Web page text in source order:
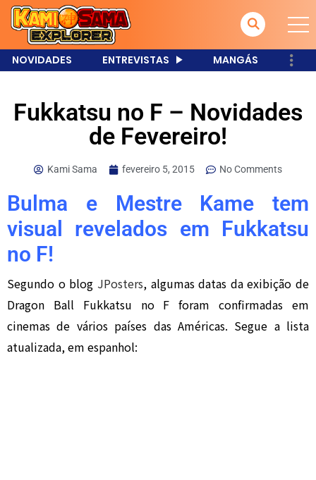
NOVIDADES ENTREVISTAS MANGÁS
Fukkatsu no F – Novidades
de Fevereiro!
Kami Sama fevereiro 5, 2015 No Comments
Bulma e Mestre Kame tem
visual revelados em Fukkatsu
no F!
Segundo o blog JPosters, algumas datas da exibição de
Dragon Ball Fukkatsu no F foram confirmadas em
cinemas de vários países das Américas. Segue a lista
atualizada, em espanhol: